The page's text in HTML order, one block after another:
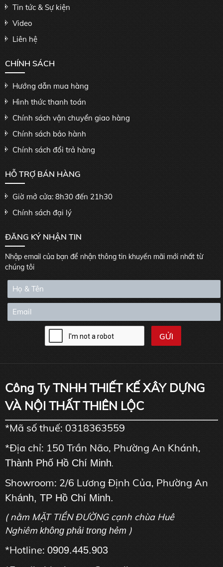
Tin tức & Sự kiện
Video
Liên hệ
CHÍNH SÁCH
Hướng dẫn mua hàng
Hình thức thanh toán
Chính sách vận chuyển giao hàng
Chính sách bảo hành
Chính sách đổi trả hàng
HỖ TRỢ BÁN HÀNG
Giờ mở cửa: 8h30 đến 21h30
Chính sách đại lý
ĐĂNG KÝ NHẬN TIN
Nhập email của bạn để nhận thông tin khuyến mãi mới nhất từ
chúng tôi
Công Ty TNHH THIẾT KẾ XÂY DỰNG
VÀ NỘI THẤT THIÊN LỘC
*Mã số thuế: 0318363559
*Địa chỉ: 150 Trần Não, Phường An Khánh,
Thành Phố Hồ Chí Minh.
Showroom: 2/6 Lương Định Của, Phường An
Khánh, TP Hồ Chí Minh.
( nằm MẶT TIỀN ĐƯỜNG cạnh chùa Huê
Nghiêm không phải trong hẻm )
*Hotline: 0909.445.903